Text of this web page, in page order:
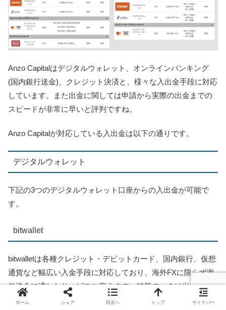
Anzo Capitalはデジタルウォレット、オンラインバンキング
(国内銀行送金)、クレジット決済と、様々な入出金手段に対応
しています。また出金に関しては申請から実際の出金までの
スピードが非常に早いと評判ですね。
Anzo Capitalが対応している入出金は以下の通りです。
デジタルウォレット
下記の3つのデジタルウォレット口座からの入出金が可能で
す。
bitwallet
bitwalletは各種クレジット・デビットカード、国内銀行、仮想
通貨など幅広い入金手段に対応しており、海外FXに限らず海
外送金に適したサービスと言えます。特筆すべきは出金時の
手数料の安さで、bitwalletから国内銀行への送金にかかる手数
ホーム シェア 目次へ トップ サイドバー